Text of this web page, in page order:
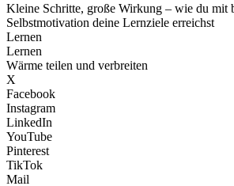
Kleine Schritte, große Wirkung – wie du mit
Selbstmotivation deine Lernziele erreichst
Lernen
Lernen
Wärme teilen und verbreiten
X
Facebook
Instagram
LinkedIn
YouTube
Pinterest
TikTok
Mail